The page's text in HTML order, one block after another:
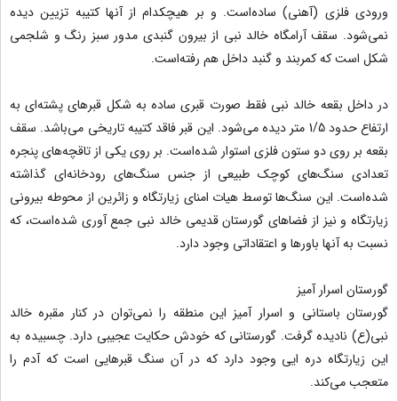
ورودی فلزی (آهنی) ساده‌است. و بر هیچکدام از آنها کتیبه تزیین دیده
نمی‌شود. سقف آرامگاه خالد نبی از بیرون گنبدی مدور سبز رنگ و شلجمی
شکل است که کمربند و گنبد داخل هم رفته‌است.
در داخل بقعه خالد نبی فقط صورت قبری ساده به شکل قبرهای پشته‌ای به
ارتفاع حدود 1/5 متر دیده می‌شود. این قبر فاقد کتیبه تاریخی می‌باشد. سقف
بقعه بر روی دو ستون فلزی استوار شده‌است. بر روی یکی از تاقچه‌های پنجره
تعدادی سنگ‌های کوچک طبیعی از جنس سنگ‌های رودخانه‌ای گذاشته
شده‌است. این سنگ‌ها توسط هیات امنای زیارتگاه و زائرین از محوطه بیرونی
زیارتگاه و نیز از فضاهای گورستان قدیمی خالد نبی جمع آوری شده‌است، که
نسبت به آنها باورها و اعتقاداتی وجود دارد.
گورستان اسرار آمیز
گورستان باستانی و اسرار آمیز این منطقه را نمی‌توان در کنار مقبره خالد
نبی(ع) نادیده گرفت. گورستانی که خودش حکایت عجیبی دارد. چسبیده به
این زیارتگاه دره ایی وجود دارد که در آن سنگ قبرهایی است که آدم را
متعجب می‌کند.